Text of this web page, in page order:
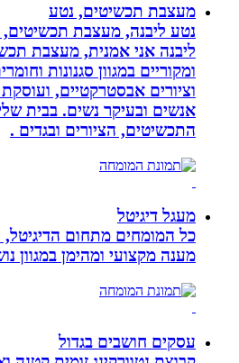
מעצבת תכשיטים, נטע
נטע ליבנה, מעצבת תכשיטים,
ליבנה אני אמנית, מעצבת תכשיטי
ומקוריים במגוון סגנונות וחומרים,
וציורים אבסטרקטיים, ועוסקת
אנשים ובעיקר נשים. בבית שלי
התכשיטים, הציורים ובגדים .
מעגל דיגיטל
כל המומחים מתחום הדיגיטל,
מענה מקצועי ומהימן במגוון
עסקים חושבים בגדול